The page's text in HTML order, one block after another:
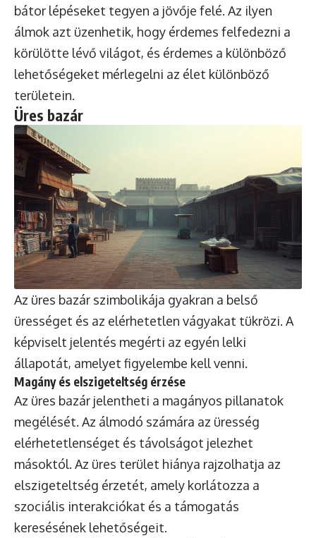
bátor lépéseket tegyen a jövője felé. Az ilyen
álmok azt üzenhetik, hogy érdemes felfedezni a
körülötte lévő világot, és érdemes a különböző
lehetőségeket mérlegelni az élet különböző
területein.
Üres bazár
Az üres bazár szimbolikája gyakran a belső
ürességet és az elérhetetlen vágyakat tükrözi. A
képviselt jelentés megérti az egyén lelki
állapotát, amelyet figyelembe kell venni.
Magány és elszigeteltség érzése
Az üres bazár jelentheti a magányos pillanatok
megélését. Az álmodó számára az üresség
elérhetetlenséget és távolságot jelezhet
másoktól. Az üres terület hiánya rajzolhatja az
elszigeteltség érzetét, amely korlátozza a
szociális interakciókat és a támogatás
keresésének lehetőségeit.